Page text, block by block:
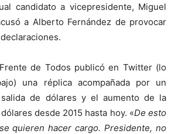
candidato a vicepresidente, Miguel
a Alberto Fernández de provocar
de Todos publicó en Twitter (lo
una réplica acompañada por un
de dólares y el aumento de la
desde 2015 hasta hoy. «De esto
quieren hacer cargo. Presidente, no